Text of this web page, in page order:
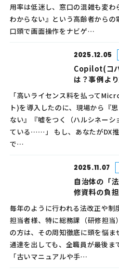
用率は低迷し、窓口の混雑も変
わからない』という高齢者からの
口頭で画面操作をナビゲ…
2025.12.05
Copilot(コ
は？事例よ
「高いライセンス料を払って
ト)を導入したのに、現場から『
ない』『嘘をつく（ハルシネーシ
ている……」 もし、あなたがDX
で…
2025.11.07
自治体の「
修資料の負
毎年のように行われる法改正や制
担当者様、特に総務課（研修担
の方は、その周知徹底に頭を悩
通達を出しても、全職員が最後ま
「古いマニュアルや手…